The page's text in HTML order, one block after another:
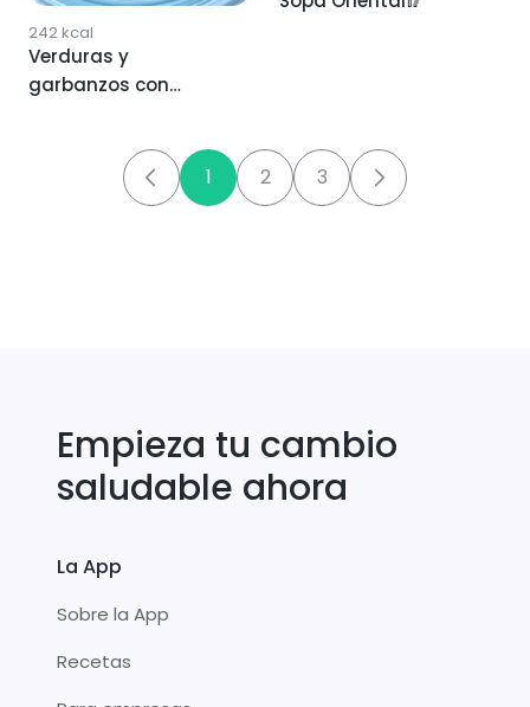
242kcal
Verduras y
garbanzos con
1 2 3
Empieza tu cambio
saludable ahora
La App
Sobre la App
Recetas